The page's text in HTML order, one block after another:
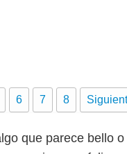
6 7 8
que parece bello